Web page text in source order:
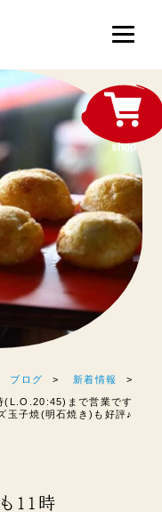
ブログ 新着情報
(L.O.20:45)まで営業です
子焼(明石焼き)も好評♪
11時
shop